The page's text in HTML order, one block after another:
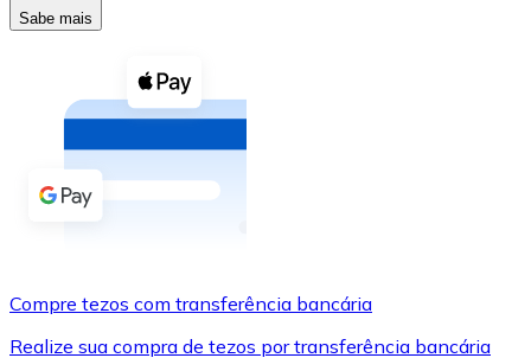
Ver tudo
Cupons cripto
Compre criptomoedas com dinheiro e outros
Comprar com dinheiro
Transferência SEPA
Sabe mais
Compre tezos com transferência bancária
Realize sua compra de tezos por transferência bancária